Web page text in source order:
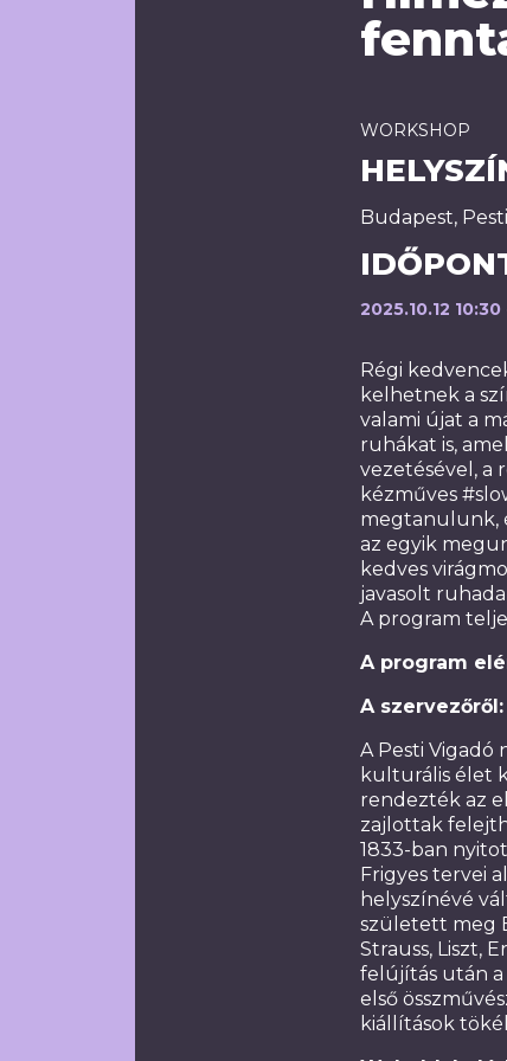
WORKSHOP
Budapest,
2025.10.12 10:30
Régi
kelhetnek a
valami újat a
ruhákat is,
vezetésével, a
kézműves
megtanulunk,
az egyik
kedves
javasolt
A program
A program
A szervezőről:
A Pesti Vigadó
kulturális élet
rendezték az
zajlottak
1833-ban
Frigyes tervei
helyszínévé
született meg
Strauss, Liszt,
felújítás után a
első
kiállítások